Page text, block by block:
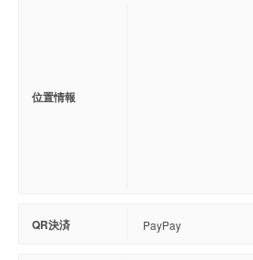
位置情報
QR決済 PayPay